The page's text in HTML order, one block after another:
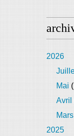
2026
Mai
Avril
Mars
2025